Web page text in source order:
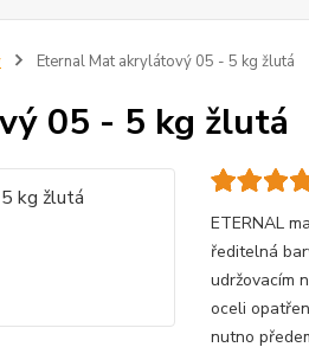
Eternal Mat akrylátový 05 - 5 kg žlutá
05 - 5 kg žlutá
ETERNAL
ředitelná
udržovacím
oceli
nutno